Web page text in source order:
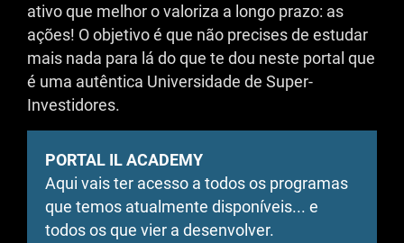
ativo que melhor o valoriza a longo prazo: as
ações! O objetivo é que não precises de estudar
mais nada para lá do que te dou neste portal que
é uma autêntica Universidade de Super-
Investidores.
PORTAL IL ACADEMY
Aqui vais ter acesso a todos os programas
que temos atualmente disponíveis... e
todos os que vier a desenvolver.